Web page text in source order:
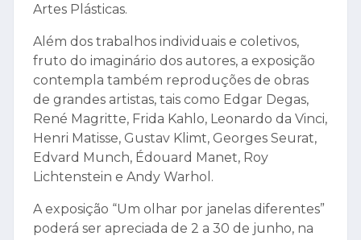
Lichtenstein e Andy Warhol.
A exposição “Um olhar por janelas diferentes”
poderá ser apreciada de 2 a 30 de junho, na
Casa da Cultura da Sertã, de segunda a sexta-
feira das 9 às 13 horas e das 14 às 18 horas, aos
sábados das 10 às 13 horas e das 14 às 17 horas,
domingos e feriados das 14 às 18 horas.
Partilhar: